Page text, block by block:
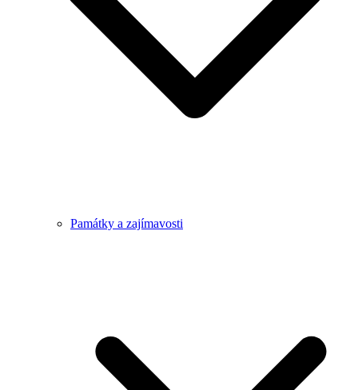
Památky a zajímavosti